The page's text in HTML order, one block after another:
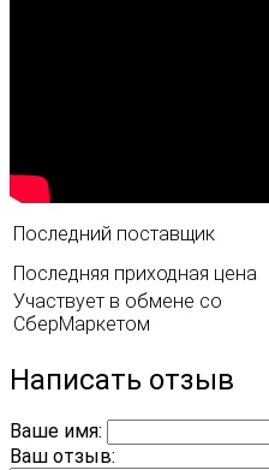
Последний поставщик
Последняя приходная цена
Участвует в обмене со
СберМаркетом
Написать отзыв
Ваше имя:
Ваш отзыв: